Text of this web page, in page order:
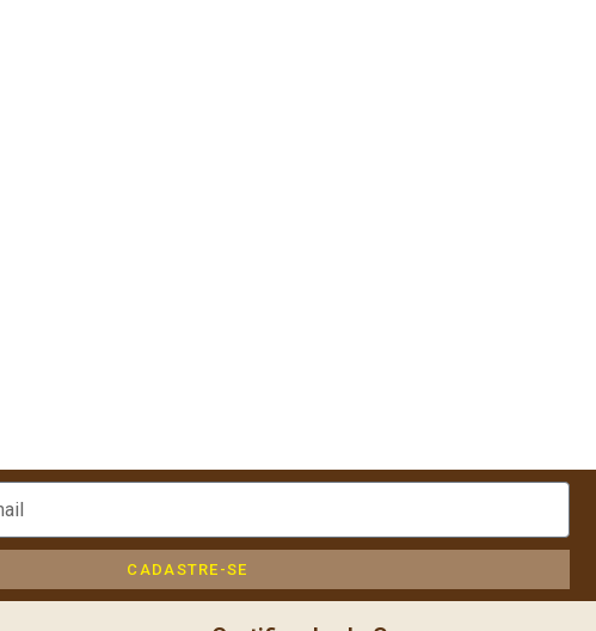
CADASTRE-SE